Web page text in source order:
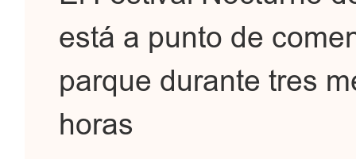
está a punto de
parque durante tres
horas